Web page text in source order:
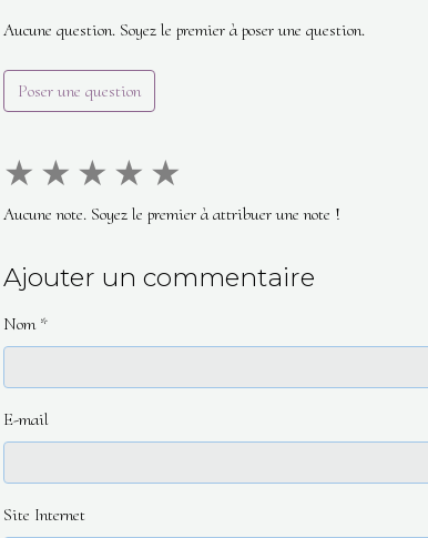
Aucune question. Soyez le premier à poser une question.
Poser une question
★ ★ ★ ★ ★
Aucune note. Soyez le premier à attribuer une note !
Ajouter un commentaire
Nom
E-mail
Site Internet